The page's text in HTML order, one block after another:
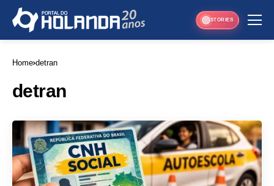
STORIES
Home detran
detran